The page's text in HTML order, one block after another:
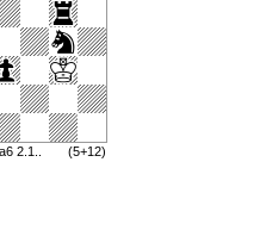
2.1.. (5+12)